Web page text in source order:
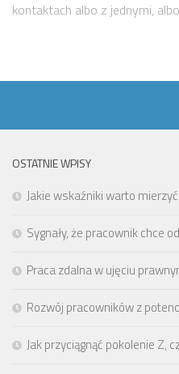
kontaktach albo z jednymi,
OSTATNIE WPISY
Jakie wskaźniki warto
Sygnały, że pracownik chce
Praca zdalna w ujęciu
Rozwój pracowników z
Jak przyciągnąć pokolenie Z,